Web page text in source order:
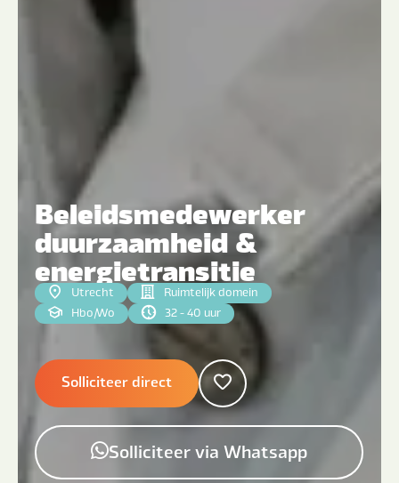
Beleidsmedewerker
duurzaamheid &
energietransitie
Utrecht
Ruimtelijk domein
Hbo|Wo 32 - 40 uur
Solliciteer direct
Solliciteer via Whatsapp